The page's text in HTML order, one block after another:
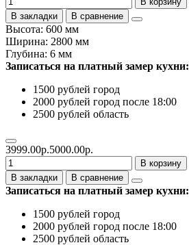
В закладки
В сравнение
Высота: 600 мм
Ширина: 2800 мм
Глубина: 6 мм
Записаться на платный замер кухни:
1500 рублей город
2000 рублей город после 18:00
2500 рублей область
3999.00р.5000.00р.
В корзину
В закладки
В сравнение
Записаться на платный замер кухни:
1500 рублей город
2000 рублей город после 18:00
2500 рублей область